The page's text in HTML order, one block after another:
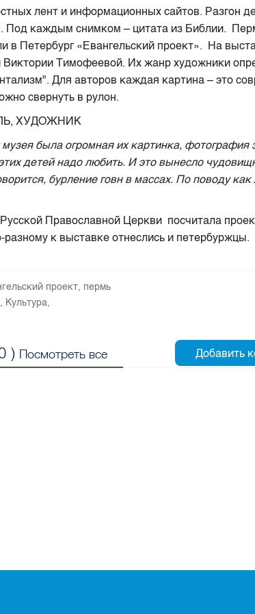
лент и информационных сайтов. Разгон
Под каждым снимком – цитата из Библии.
в Петербург «Евангельский проект». На
Тимофеевой. Их жанр художники
Для авторов каждая картина – это
свернуть в рулон.
ХУДОЖНИК
была огромная их картинка, фотография
детей надо любить. И это вынесло
бурление говн в массах. По поводу как
Православной Церкви посчитала
разному к выставке отнеслись и петербуржцы.
проект, пермь
, Культура,
) Посмотреть все